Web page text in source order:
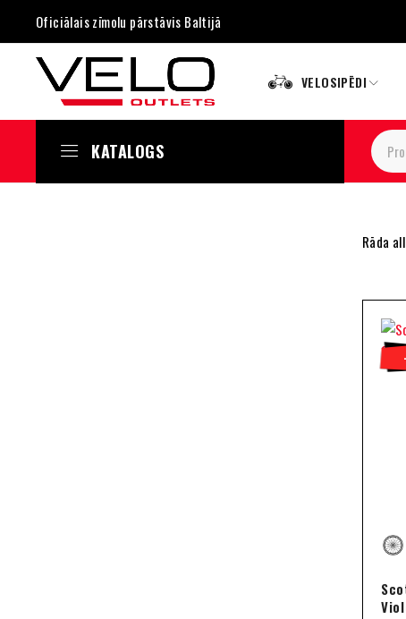
Oficiālais zīmolu pārstāvis Baltijā
VELOSIPĒDI
KATALOGS
Rāda